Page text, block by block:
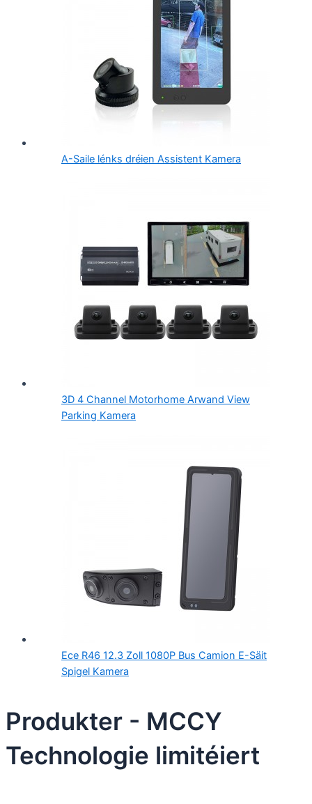
A-Saile lénks dréien Assistent Kamera
3D 4 Channel Motorhome Arwand View
Parking Kamera
Ece R46 12.3 Zoll 1080P Bus Camion E-Säit
Spigel Kamera
Produkter - MCCY
Technologie limitéiert